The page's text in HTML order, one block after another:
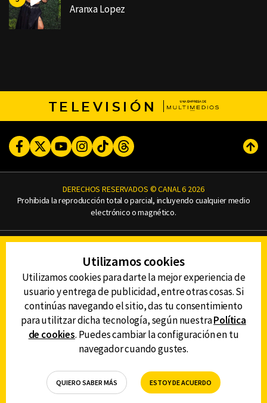
Aranxa Lopez
TELEVISIÓN
FacebookTwitterYoutubeInstagram
TikTokThreads
DERECHOS RESERVADOS © CANAL 6 2026
Prohibida la reproducción total o parcial, incluyendo cualquier medio
electrónico o magnético.
AVISO DE PRIVACIDAD
AVISO LEGAL
DEFENSORÍA DE LAS AUDIENCIAS
DESCARGA LA APP DE CANAL 6
Utilizamos cookies
Utilizamos cookies para darte la mejor experiencia de
usuario y entrega de publicidad, entre otras cosas. Si
continúas navegando el sitio, das tu consentimiento
para utilitzar dicha tecnología, según nuestraPolítica
de cookies. Puedes cambiar la configuración en tu
navegador cuando gustes.
QUIERO SABER MÁS ESTOY DE ACUERDO